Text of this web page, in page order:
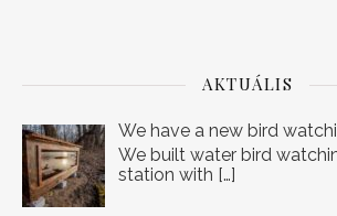
AKTUÁLIS
We have a new bird
We built water bird
station with […]